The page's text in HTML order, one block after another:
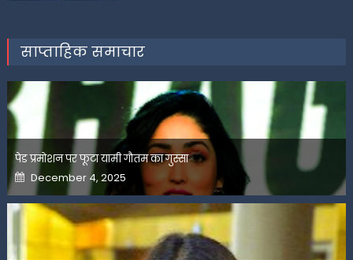
साप्ताहिक समाचार
पेड प्रमोशन पर फूटा यामी गौतम का गुस्सा
Posted
on
December 4, 2025